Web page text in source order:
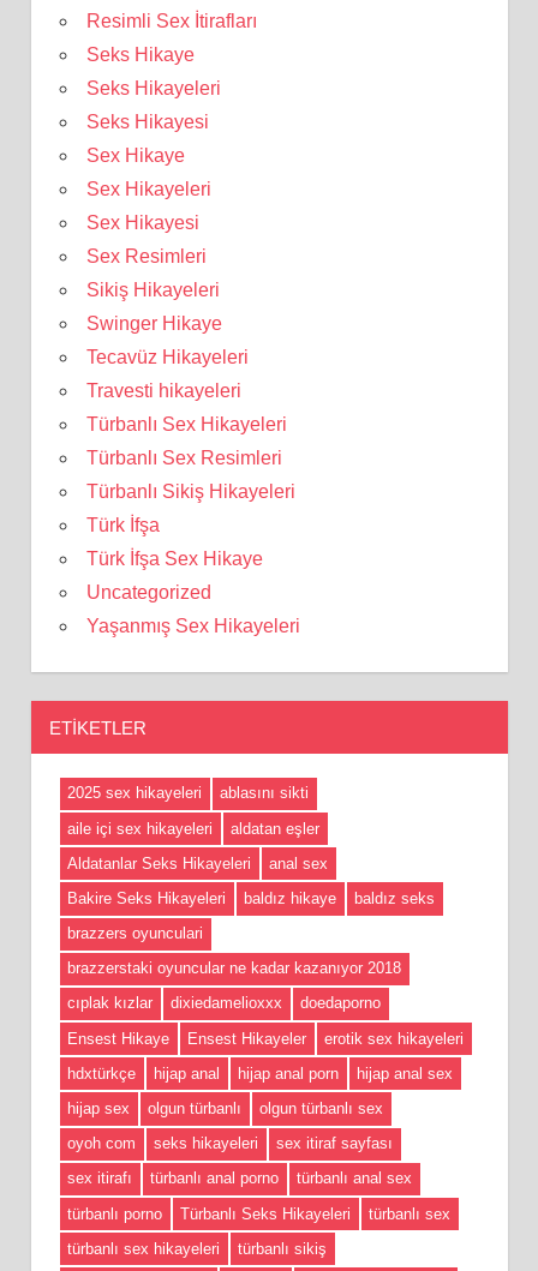
Resimli Sex İtirafları
Seks Hikaye
Seks Hikayeleri
Seks Hikayesi
Sex Hikaye
Sex Hikayeleri
Sex Hikayesi
Sex Resimleri
Sikiş Hikayeleri
Swinger Hikaye
Tecavüz Hikayeleri
Travesti hikayeleri
Türbanlı Sex Hikayeleri
Türbanlı Sex Resimleri
Türbanlı Sikiş Hikayeleri
Türk İfşa
Türk İfşa Sex Hikaye
Uncategorized
Yaşanmış Sex Hikayeleri
ETIKETLER
2025 sex hikayeleri
ablasını sikti
aile içi sex hikayeleri
aldatan eşler
Aldatanlar Seks Hikayeleri
anal sex
Bakire Seks Hikayeleri
baldız hikaye
baldız seks
brazzers oyunculari
brazzerstaki oyuncular ne kadar kazanıyor 2018
cıplak kızlar
dixiedamelioxxx
doedaporno
Ensest Hikaye
Ensest Hikayeler
erotik sex hikayeleri
hdxtürkçe
hijap anal hijap anal porn
hijap anal sex
hijap sex
olgun türbanlı
olgun türbanlı sex
oyoh com
seks hikayeleri
sex itiraf sayfası
sex itirafı
türbanlı anal porno
türbanlı anal sex
türbanlı porno
Türbanlı Seks Hikayeleri
türbanlı sex
türbanlı sex hikayeleri
türbanlı sikiş